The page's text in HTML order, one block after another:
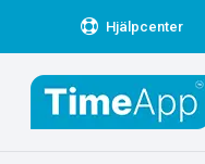
Hjälpcenter